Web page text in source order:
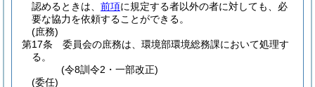
認めるときは、 前項に規定する者以外の者に対しても、必
要な協力を依頼することができる。
(庶務)
第17条
委員会の庶務は、環境部環境総務課において処理す
る。
(令8訓令2・一部改正)
(委任)